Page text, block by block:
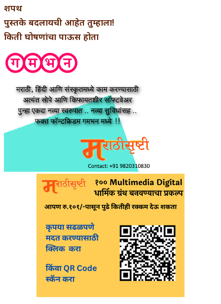
शपथ
पुस्तके बदलायची आहेत तुम्हाला!
किती घोषणांचा पाऊस होता